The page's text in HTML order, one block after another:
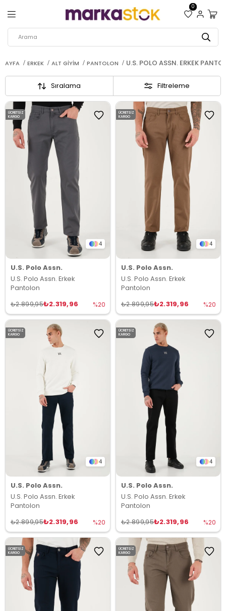
0
ERKEK ALT GIYIM PANTOLON U.S. POLO ASSN. ERKEK
Filtreleme
Sıralama
4
U.S. Polo Assn.
U.S. Polo Assn. Erkek
Pantolon
₺2.319,96
₺2.899,95 %20
ÜCRETSIZ
KARGO
4
U.S. Polo Assn.
U.S. Polo Assn. Erkek
Pantolon
₺2.319,96
₺2.899,95 %20
ÜCRETSIZ
KARGO
4
U.S. Polo Assn.
U.S. Polo Assn. Erkek
Pantolon
₺2.319,96
₺2.899,95 %20
ÜCRETSIZ
KARGO
4
U.S. Polo Assn.
U.S. Polo Assn. Erkek
Pantolon
₺2.319,96
₺2.899,95 %20
ÜCRETSIZ
KARGO
ÜCRETSIZ
KARGO
ÜCRETSIZ
KARGO